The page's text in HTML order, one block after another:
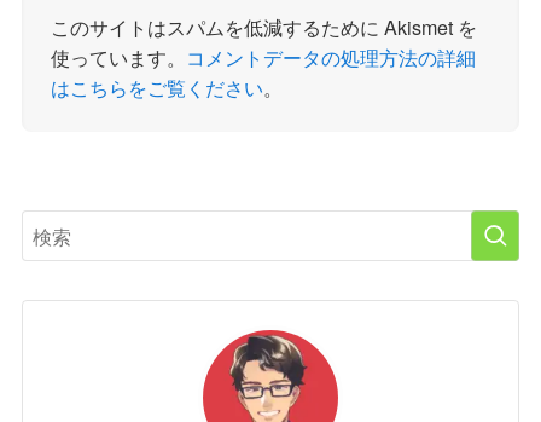
このサイトはスパムを低減するために Akismet を
使っています。 コメントデータの処理方法の詳細
はこちらをご覧ください。